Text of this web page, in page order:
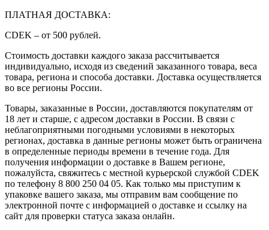
ПЛАТНАЯ ДОСТАВКА:
CDEK – от 500 рублей.
Стоимость доставки каждого заказа рассчитывается
индивидуально, исходя из сведений заказанного товара, веса
товара, региона и способа доставки. Доставка осуществляется
во все регионы России.
Товары, заказанные в России, доставляются покупателям от
18 лет и старше, с адресом доставки в России. В связи с
неблагоприятными погодными условиями в некоторых
регионах, доставка в данные регионы может быть ограничена
в определенные периоды времени в течение года. Для
получения информации о доставке в Вашем регионе,
пожалуйста, свяжитесь с местной курьерской службой CDEK
по телефону 8 800 250 04 05. Как только мы приступим к
упаковке вашего заказа, мы отправим вам сообщение по
электронной почте с информацией о доставке и ссылку на
сайт для проверки статуса заказа онлайн.